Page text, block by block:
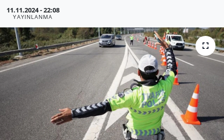
11.11.2024 - 22:08
YAYINLANMA
Politika
Uşak